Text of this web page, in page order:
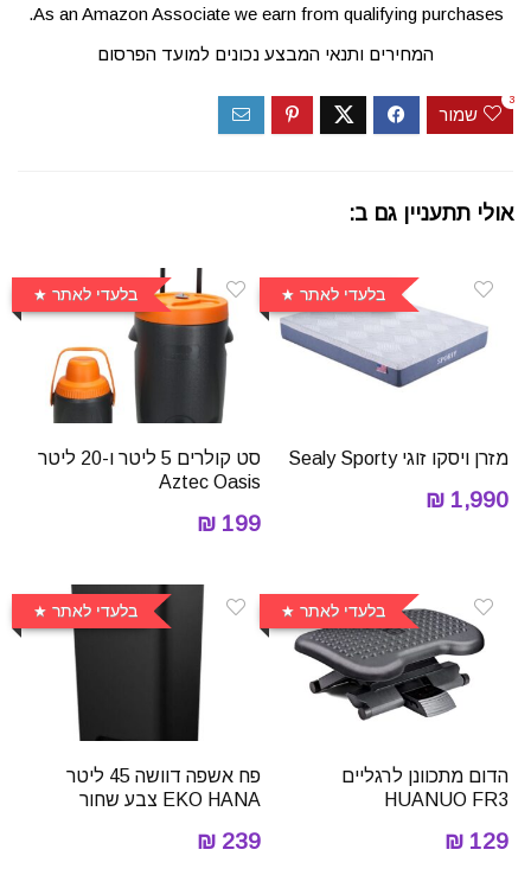
As an Amazon Associate we earn from qualifying purchases.
המחירים ותנאי המבצע נכונים למועד הפרסום
שמור
3
אולי תתעניין גם ב:
בלעדי לאתר
מזרן ויסקו זוגי Sealy Sporty
1,990 ₪
בלעדי לאתר
סט קולרים 5 ליטר ו-20 ליטר
Aztec Oasis
199 ₪
בלעדי לאתר
הדום מתכוונן לרגליים
HUANUO FR3
129 ₪
בלעדי לאתר
פח אשפה דוושה 45 ליטר
EKO HANA צבע שחור
239 ₪